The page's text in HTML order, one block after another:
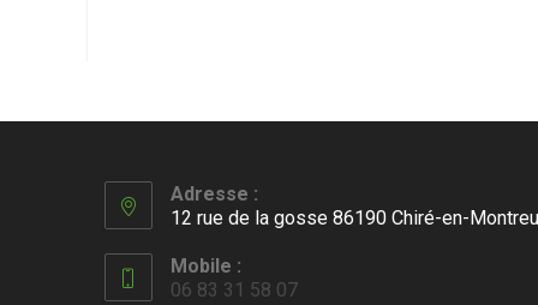
Adresse :
12 rue de la gosse 86190 Chiré-en-
Mobile :
06 83 31 58 07